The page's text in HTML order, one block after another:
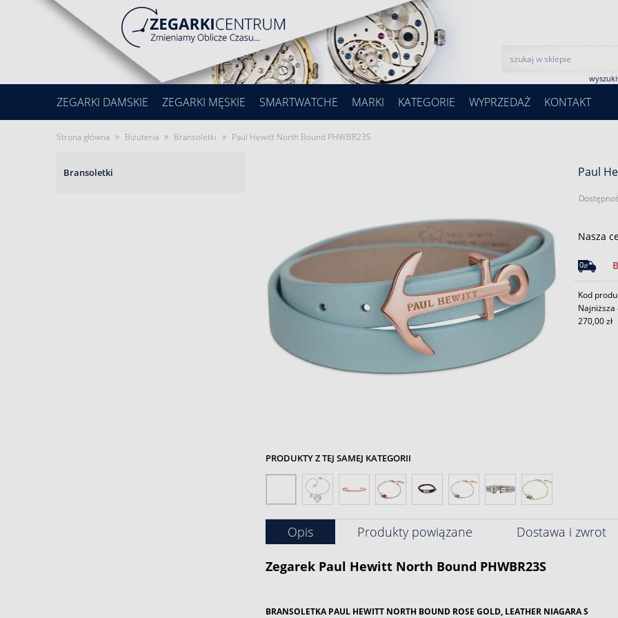
ZEGARKI DAMSKIE ZEGARKI MĘSKIE SMARTWATCHE MARKI KATEGORIE WYPRZEDAŻ KONTAKT
Strona główna » Biżuteria » Bransoletki » Paul Hewitt North Bound PHWBR23S
Bransoletki
PRODUKTY Z TEJ SAMEJ KATEGORII
Paul
Nasza
Kod
Najniższa
270,00 zł
Opis Produkty powiązane Dostawa i zwrot
Zegarek Paul HewittNorth Bound PHWBR23S
BRANSOLETKA PAUL HEWITT NORTH BOUND ROSE GOLD, LEATHER NIAGARA S